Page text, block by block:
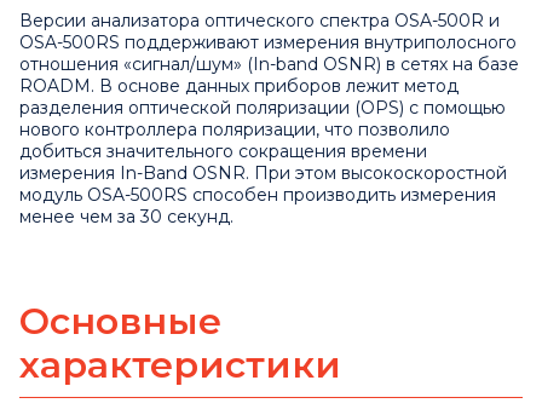
Версии анализатора оптического спектра OSA-500R и
OSA-500RS поддерживают измерения внутриполосного
отношения «сигнал/шум» (In-band OSNR) в сетях на базе
ROADM. В основе данных приборов лежит метод
разделения оптической поляризации (OPS) с помощью
нового контроллера поляризации, что позволило
добиться значительного сокращения времени
измерения In-Band OSNR. При этом высокоскоростной
модуль OSA-500RS способен производить измерения
менее чем за 30 секунд.
Основные
характеристики